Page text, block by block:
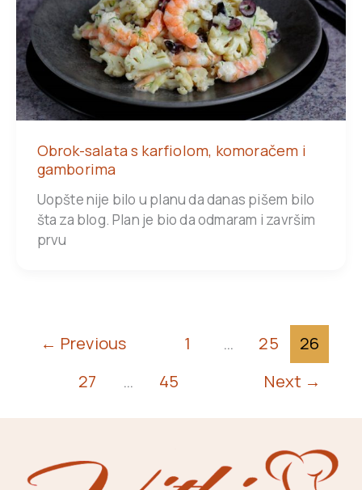
Obrok-salata s karfiolom, komoračem i
gamborima
Uopšte nije bilo u planu da danas pišem bilo
šta za blog. Plan je bio da odmaram i završim
prvu
← Previous 1 … 25
26
27
… 45 Next →